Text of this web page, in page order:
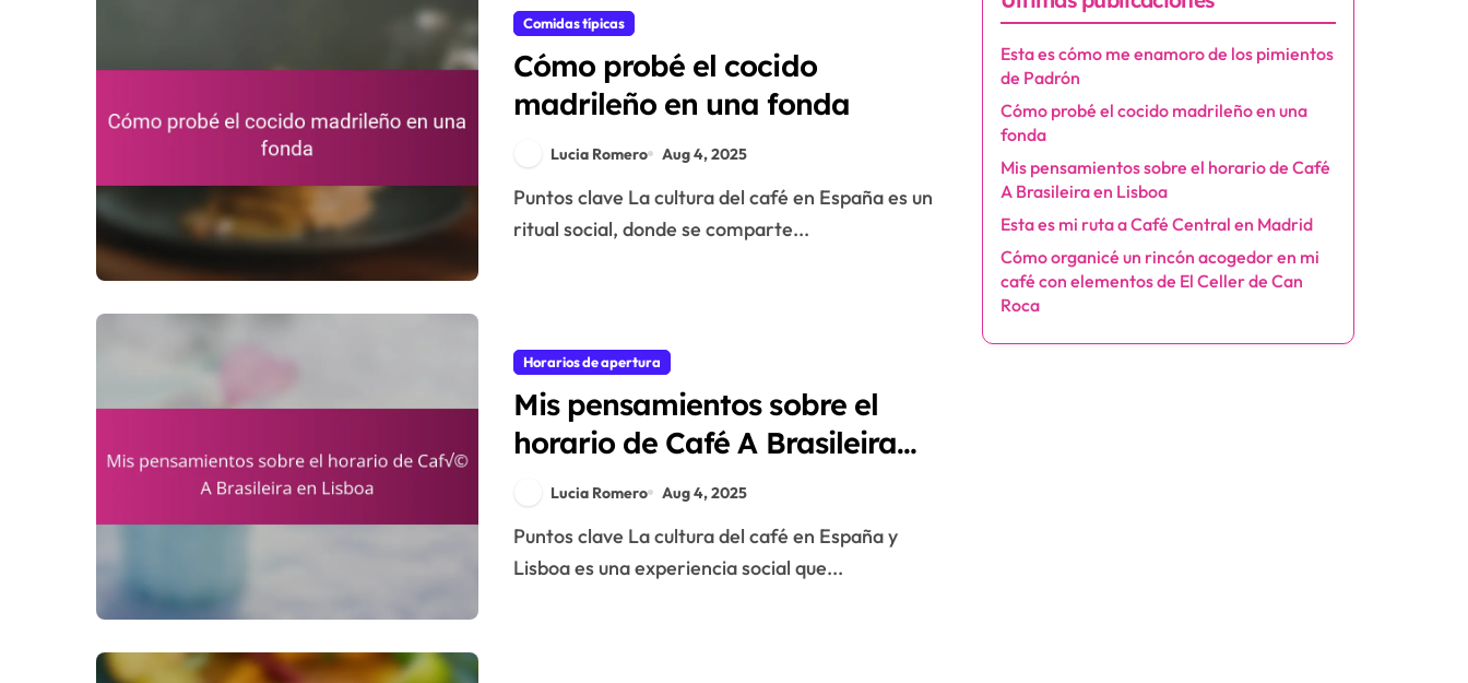
Comidas típicas
Cómo probé el cocido
madrileño en una fonda
Lucia Romero Aug 4, 2025
Puntos clave La cultura del café en España es un
ritual social, donde se comparte...
Horarios de apertura
Mis pensamientos sobre el
horario de Café A Brasileira
en Lisboa
Lucia Romero Aug 4, 2025
Puntos clave La cultura del café en España y
Lisboa es una experiencia social que...
Esta es cómo me enamoro de los pimientos
de Padrón
Cómo probé el cocido madrileño en una
fonda
Mis pensamientos sobre el horario de Café
A Brasileira en Lisboa
Esta es mi ruta a Café Central en Madrid
Cómo organicé un rincón acogedor en mi
café con elementos de El Celler de Can
Roca